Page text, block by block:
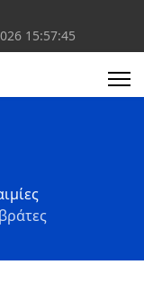
15:57:46